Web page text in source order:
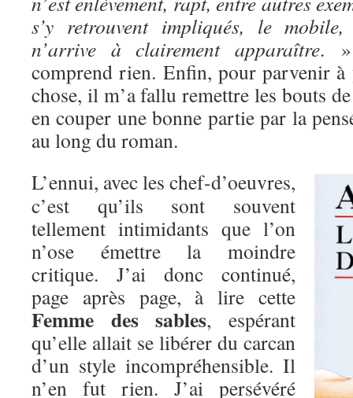
s’y retrouvent impliqués, le
n’arrive à clairement apparaître. »
comprend rien. Enfin, pour parvenir à
chose, il m’a fallu remettre les bouts
en couper une bonne partie par la
au long du roman.
L’ennui, avec les chef-d’oeuvres,
c’est qu’ils sont souvent
tellement intimidants que l’on
n’ose émettre la moindre
critique. J’ai donc continué,
page après page, à lire cette
Femme des sables, espérant
qu’elle allait se libérer du carcan
d’un style incompréhensible. Il
n’en fut rien. J’ai persévéré